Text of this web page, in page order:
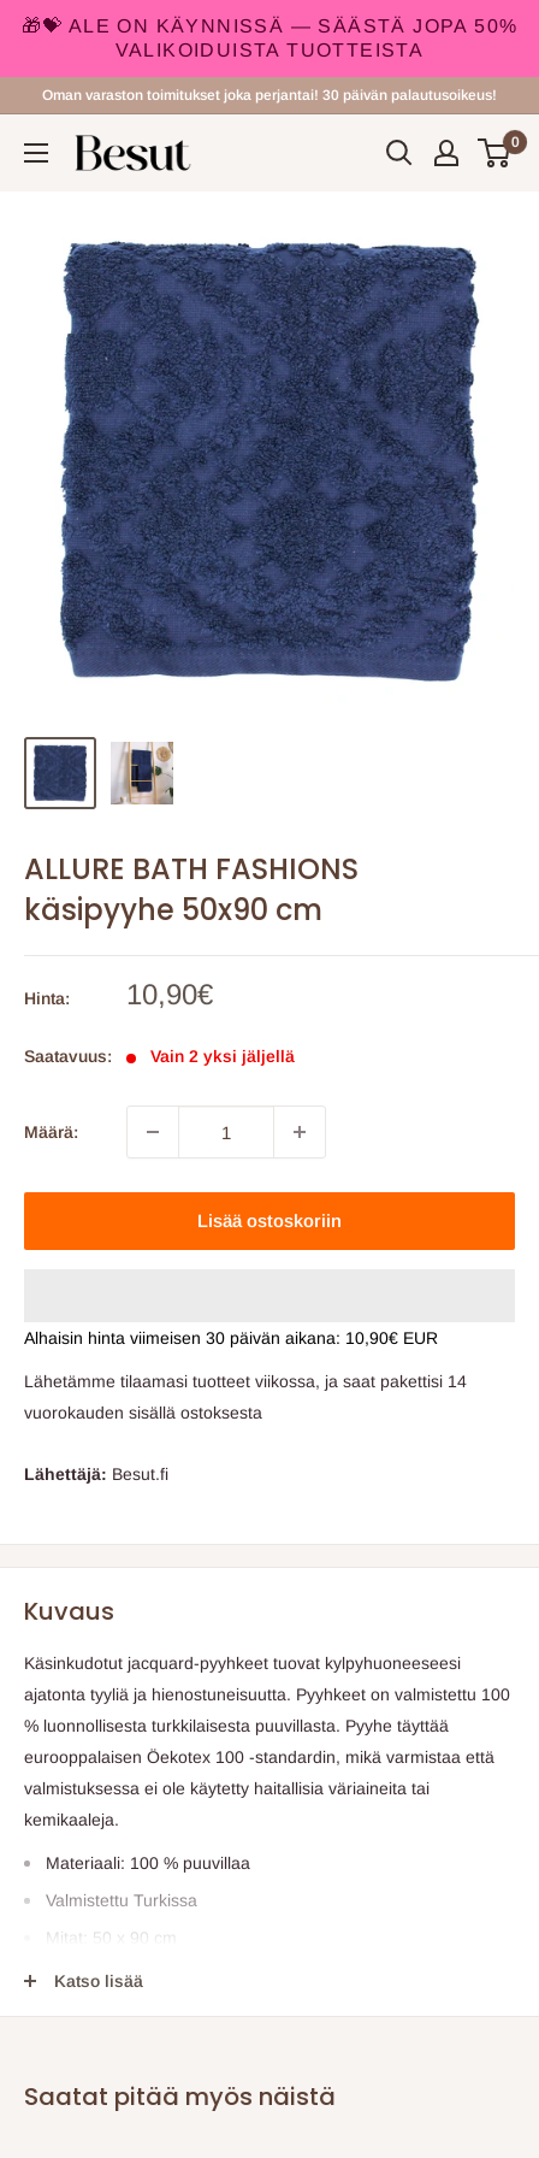
🎁💝 ALE ON KÄYNNISSÄ — SÄÄSTÄ JOPA 50%
VALIKOIDUISTA TUOTTEISTA
Oman varaston toimitukset joka perjantai! 30 päivän palautusoikeus!
Besut.fi 0
ALLURE BATH FASHIONS
käsipyyhe 50x90 cm
Hinta: Myyntihinta
10,90€
Saatavuus: Vain 2 yksi jäljellä
Määrä:
Lisää ostoskoriin
Alhaisin hinta viimeisen 30 päivän aikana: 10,90€ EUR
Lähetämme tilaamasi tuotteet viikossa, ja saat pakettisi 14
vuorokauden sisällä ostoksesta
Lähettäjä: Besut.fi
Kuvaus
Käsinkudotut jacquard-pyyhkeet tuovat kylpyhuoneeseesi
ajatonta tyyliä ja hienostuneisuutta. Pyyhkeet on valmistettu 100
% luonnollisesta turkkilaisesta puuvillasta. Pyyhe täyttää
eurooppalaisen Öekotex 100 -standardin, mikä varmistaa että
valmistuksessa ei ole käytetty haitallisia väriaineita tai
kemikaaleja.
Materiaali: 100 % puuvillaa
Valmistettu Turkissa
Mitat: 50 x 90 cm
Konepestävä
Erittäin pehmeä ja imukykyinen
500 gsm
Katso lisää
Saatat pitää myös näistä